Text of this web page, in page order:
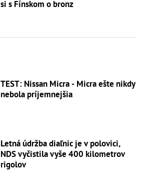
si s Fínskom o bronz
TEST: Nissan Micra - Micra ešte nikdy
nebola príjemnejšia
Letná údržba diaľnic je v polovici,
NDS vyčistila vyše 400 kilometrov
rigolov